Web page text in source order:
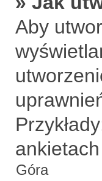
Aby
Góra